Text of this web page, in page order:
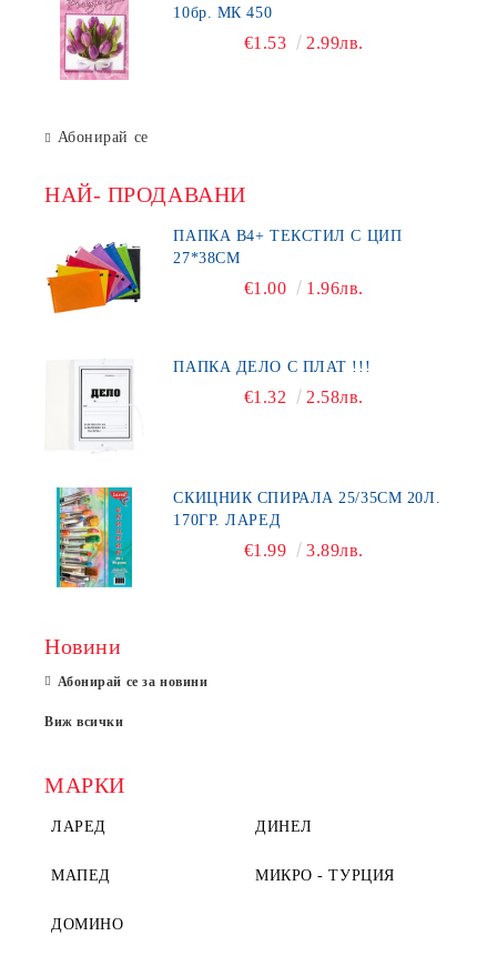
10бр. МК 450
€1.53 2.99лв.
Абонирай се
НАЙ- ПРОДАВАНИ
ПАПКА В4+ ТЕКСТИЛ С ЦИП
27*38СМ
€1.00 1.96лв.
ПАПКА ДЕЛО С ПЛАТ !!!
€1.32 2.58лв.
СКИЦНИК СПИРАЛА 25/35СМ 20Л.
170ГР. ЛАРЕД
€1.99 3.89лв.
Новини
Абонирай се за новини
Виж всички
МАРКИ
ЛАРЕД ДИНЕЛ
МАПЕД МИКРО - ТУРЦИЯ
ДОМИНО